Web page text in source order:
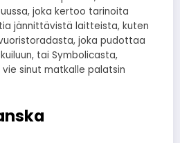
joka kertoo tarinoita
jännittävistä laitteista, kuten
joka pudottaa
tai Symbolicasta,
sinut matkalle palatsin